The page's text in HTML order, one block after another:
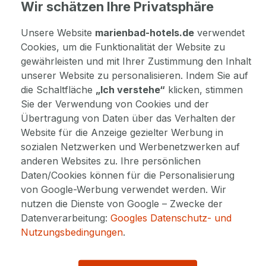
immer wieder schön in Marienbad, danke für die
GESAMTBEWERTUNG
Max B., Schwandorf
90%
Wir kommen zu Silvester wieder.
Hotel Spa Resort Hvězda hat auf diese Bewertung
Wir schätzen Ihre Privatsphäre
Unsere Website marienbad-hotels.de verwendet
Cookies, um die Funktionalität der Website zu
gewährleisten und mit Ihrer Zustimmung den Inhalt
unserer Website zu personalisieren. Indem Sie auf
die Schaltfläche „Ich verstehe“ klicken, stimmen
Sie der Verwendung von Cookies und der
Übertragung von Daten über das Verhalten der
Website für die Anzeige gezielter Werbung in
sozialen Netzwerken und Werbenetzwerken auf
anderen Websites zu. Ihre persönlichen
Daten/Cookies können für die Personalisierung
von Google-Werbung verwendet werden. Wir
nutzen die Dienste von Google – Zwecke der
Datenverarbeitung: Googles Datenschutz- und
Nutzungsbedingungen.